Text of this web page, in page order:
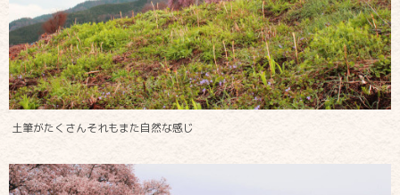
土筆がたくさんそれもまた自然な感じ